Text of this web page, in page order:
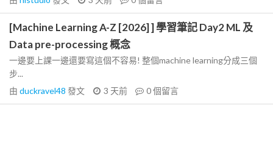
[Machine Learning A-Z [2026] ] 學習筆記 Day2 ML 及
Data pre-processing 概念
一邊要上課一邊還要寫這個不容易! 整個machine learning分成三個
步...
由 duckravel48 發文 3 天前 0個留言